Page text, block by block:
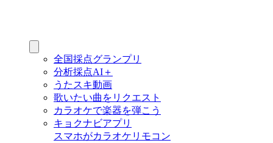
全国採点グランプリ
分析採点AI＋
うたスキ動画
歌いたい曲をリクエスト
カラオケで楽器を弾こう
キョクナビアプリ
スマホがカラオケリモコン